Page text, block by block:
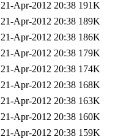
21-Apr-2012 20:38 191K
21-Apr-2012 20:38 189K
21-Apr-2012 20:38 186K
21-Apr-2012 20:38 179K
21-Apr-2012 20:38 174K
21-Apr-2012 20:38 168K
21-Apr-2012 20:38 163K
21-Apr-2012 20:38 160K
21-Apr-2012 20:38 159K